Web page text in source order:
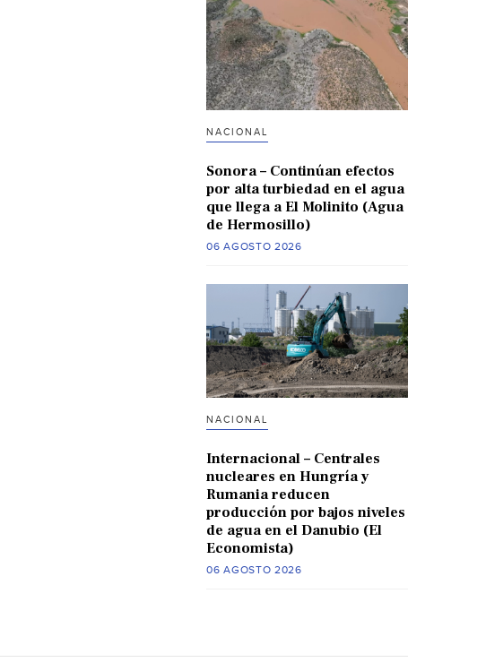
NACIONAL
Sonora – Continúan efectos
por alta turbiedad en el agua
que llega a El Molinito (Agua
de Hermosillo)
06 AGOSTO 2026
NACIONAL
Internacional – Centrales
nucleares en Hungría y
Rumania reducen
producción por bajos niveles
de agua en el Danubio (El
Economista)
06 AGOSTO 2026